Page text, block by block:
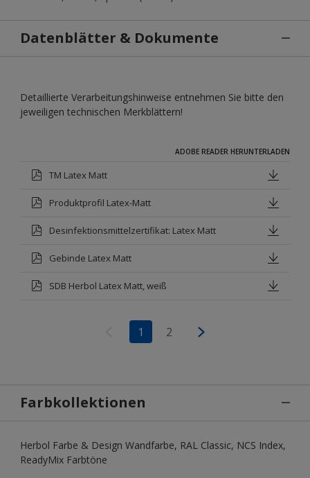
Datenblätter & Dokumente
Detaillierte Verarbeitungshinweise entnehmen Sie bitte den
jeweiligen technischen Merkblättern!
ADOBE READER HERUNTERLADEN
TM Latex Matt
Produktprofil Latex-Matt
Desinfektionsmittelzertifikat: Latex Matt
Gebinde Latex Matt
SDB Herbol Latex Matt, weiß
1 2
Farbkollektionen
Herbol Farbe & Design Wandfarbe, RAL Classic, NCS Index,
ReadyMix Farbtöne